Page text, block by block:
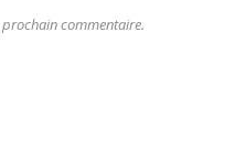
commentaire.